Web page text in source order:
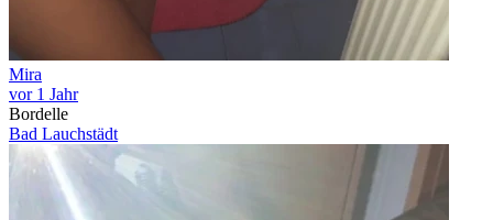
Mira
vor 1 Jahr
Bordelle
Bad Lauchstädt